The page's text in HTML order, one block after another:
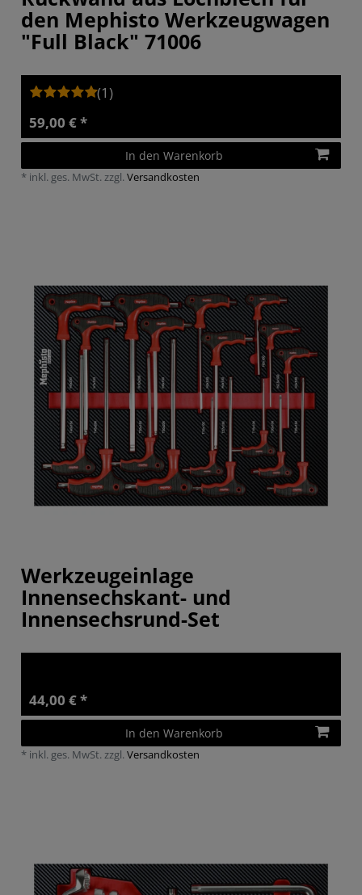
den Mephisto Werkzeugwagen
"Full Black" 71006
(1)
59,00 € *
In den Warenkorb
* inkl. ges. MwSt. zzgl.Versandkosten
Werkzeugeinlage
Innensechskant- und
Innensechsrund-Set
44,00 € *
In den Warenkorb
* inkl. ges. MwSt. zzgl.Versandkosten